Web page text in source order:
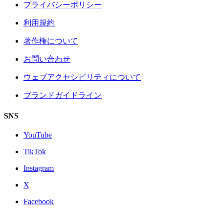
プライバシーポリシー
利用規約
著作権について
お問い合わせ
ウェブアクセシビリティについて
ブランドガイドライン
SNS
YouTube
TikTok
Instagram
X
Facebook